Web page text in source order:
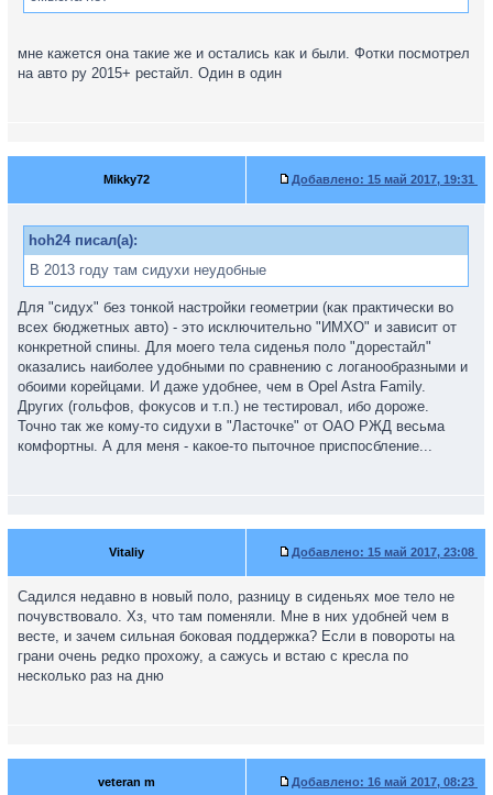
мне кажется она такие же и остались как и были. Фотки посмотрел
на авто ру 2015+ рестайл. Один в один
Mikky72 Добавлено: 15 май 2017, 19:31
hoh24 писал(а):
В 2013 году там сидухи неудобные
Для "сидух" без тонкой настройки геометрии (как практически во
всех бюджетных авто) - это исключительно "ИМХО" и зависит от
конкретной спины. Для моего тела сиденья поло "дорестайл"
оказались наиболее удобными по сравнению с логанообразными и
обоими корейцами. И даже удобнее, чем в Opel Astra Family.
Других (гольфов, фокусов и т.п.) не тестировал, ибо дороже.
Точно так же кому-то сидухи в "Ласточке" от ОАО РЖД весьма
комфортны. А для меня - какое-то пыточное приспосбление...
Vitaliy Добавлено: 15 май 2017, 23:08
Садился недавно в новый поло, разницу в сиденьях мое тело не
почувствовало. Хз, что там поменяли. Мне в них удобней чем в
весте, и зачем сильная боковая поддержка? Если в повороты на
грани очень редко прохожу, а сажусь и встаю с кресла по
несколько раз на дню
veteran m Добавлено: 16 май 2017, 08:23